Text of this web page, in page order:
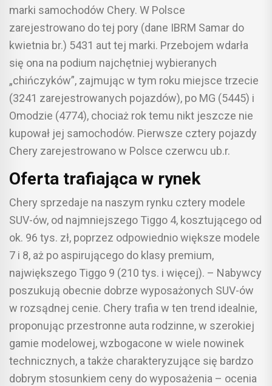
marki samochodów Chery. W Polsce
zarejestrowano do tej pory (dane IBRM Samar do
kwietnia br.) 5431 aut tej marki. Przebojem wdarła
się ona na podium najchętniej wybieranych
„chińczyków”, zajmując w tym roku miejsce trzecie
(3241 zarejestrowanych pojazdów), po MG (5445) i
Omodzie (4774), chociaż rok temu nikt jeszcze nie
kupował jej samochodów. Pierwsze cztery pojazdy
Chery zarejestrowano w Polsce czerwcu ub.r.
Oferta trafiająca w rynek
Chery sprzedaje na naszym rynku cztery modele
SUV-ów, od najmniejszego Tiggo 4, kosztującego od
ok. 96 tys. zł, poprzez odpowiednio większe modele
7 i 8, aż po aspirującego do klasy premium,
największego Tiggo 9 (210 tys. i więcej). – Nabywcy
poszukują obecnie dobrze wyposażonych SUV-ów
w rozsądnej cenie. Chery trafia w ten trend idealnie,
proponując przestronne auta rodzinne, w szerokiej
gamie modelowej, wzbogacone w wiele nowinek
technicznych, a także charakteryzujące się bardzo
dobrym stosunkiem ceny do wyposażenia – ocenia